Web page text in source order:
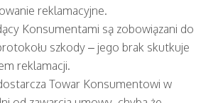
reklamacyjne.
Konsumentami są zobowiązani do
szkody – jego brak skutkuje
reklamacji.
Towar Konsumentowi w